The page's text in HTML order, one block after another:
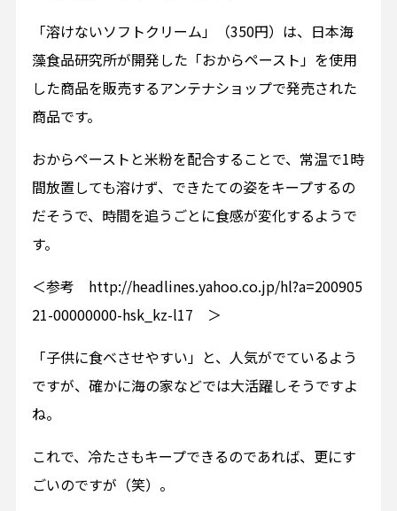
「溶けないソフトクリーム」（350円）は、日本海
藻食品研究所が開発した「おからペースト」を使用
した商品を販売するアンテナショップで発売された
商品です。
おからペーストと米粉を配合することで、常温で1時
間放置しても溶けず、できたての姿をキープするの
だそうで、時間を追うごとに食感が変化するようで
す。
＜参考 http://headlines.yahoo.co.jp/hl?a=200905
21-00000000-hsk_kz-l17 ＞
「子供に食べさせやすい」と、人気がでているよう
ですが、確かに海の家などでは大活躍しそうですよ
ね。
これで、冷たさもキープできるのであれば、更にす
ごいのですが（笑）。